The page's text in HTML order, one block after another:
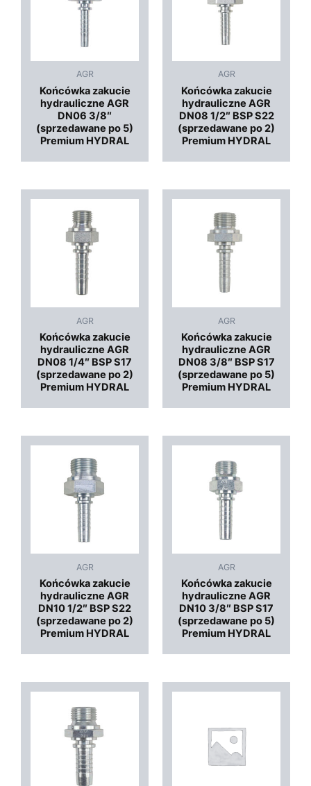
AGR
Końcówka zakucie
hydrauliczne AGR
DN06 3/8″
(sprzedawane po 5)
Premium HYDRAL
AGR
Końcówka zakucie
hydrauliczne AGR
DN08 1/2″ BSP S22
(sprzedawane po 2)
Premium HYDRAL
AGR
Końcówka zakucie
hydrauliczne AGR
DN08 1/4″ BSP S17
(sprzedawane po 2)
Premium HYDRAL
AGR
Końcówka zakucie
hydrauliczne AGR
DN08 3/8″ BSP S17
(sprzedawane po 5)
Premium HYDRAL
AGR
Końcówka zakucie
hydrauliczne AGR
DN10 1/2″ BSP S22
(sprzedawane po 2)
Premium HYDRAL
AGR
Końcówka zakucie
hydrauliczne AGR
DN10 3/8″ BSP S17
(sprzedawane po 5)
Premium HYDRAL